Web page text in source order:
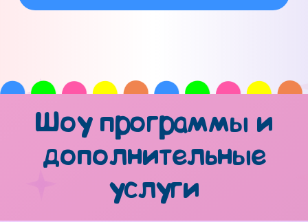
Шоу программы и
дополнительные
услуги